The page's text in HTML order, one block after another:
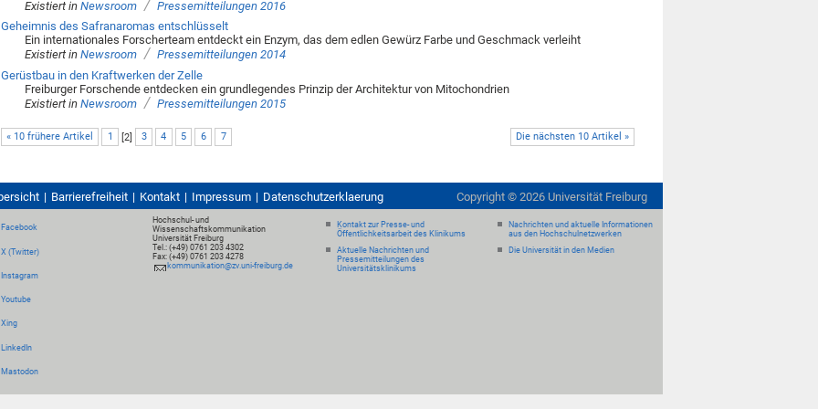
Existiert in Newsroom / Pressemitteilungen 2016
Geheimnis des Safranaromas entschlüsselt
Ein internationales Forscherteam entdeckt ein Enzym, das dem edlen Gewürz Farbe und Geschmack verleiht
Existiert in Newsroom / Pressemitteilungen 2014
Gerüstbau in den Kraftwerken der Zelle
Freiburger Forschende entdecken ein grundlegendes Prinzip der Architektur von Mitochondrien
Existiert in Newsroom / Pressemitteilungen 2015
« 10 frühere Artikel Die nächsten 10 Artikel »
1 [2] 3 4 5 6 7
Barrierefreiheit Kontakt Impressum Datenschutzerklaerung Copyright © 2026 Universität Freiburg
Facebook
X (Twitter)
Instagram
Youtube
Xing
LinkedIn
Mastodon
Hochschul- und
Wissenschaftskommunikation
Universität Freiburg
Tel.: (+49) 0761 203 4302
Fax: (+49) 0761 203 4278
kommunikation@zv.uni-freiburg.de
Kontakt zur Presse- und
Öffentlichkeitsarbeit des Klinikums
Aktuelle Nachrichten und
Pressemitteilungen des
Universitätsklinikums
Nachrichten und aktuelle Informationen
aus den Hochschulnetzwerken
Die Universität in den Medien